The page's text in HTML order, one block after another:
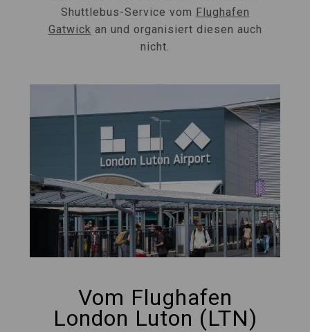
Shuttlebus-Service vom Flughafen
Gatwick an und organisiert diesen auch
nicht.
Vom Flughafen
London Luton (LTN)